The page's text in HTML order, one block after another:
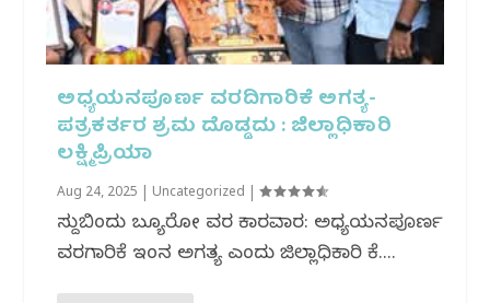
ಅಧ್ಯಯನಪೂರ್ಣ ವರದಿಗಾರಿಕೆ ಅಗತ್ಯ-
ಪತ್ರಕರ್ತರ ಶ್ರಮ ದೊಡ್ಡದು : ಜಿಲ್ಲಾಧಿಕಾರಿ
ಲಕ್ಷ್ಮಿಪ್ರಿಯಾ
Aug 24, 2025 Uncategorized |
ಸುದ್ದಿಬಿಂದು ಬ್ಯೂರೋ‌ ವರದಿ ಕಾರವಾರ: ಅಧ್ಯಯನಪೂರ್ಣ
ವರದಿಗಾರಿಕೆ ಇಂದಿನ ಅಗತ್ಯ ಎಂದು ಜಿಲ್ಲಾಧಿಕಾರಿ ಕೆ....